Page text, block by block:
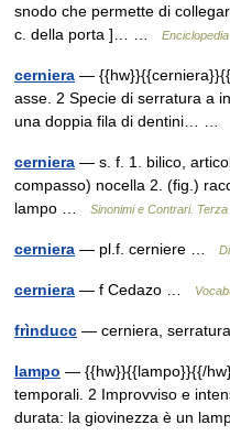
snodo che permette di
c. della porta ]… …
cerniera —
asse. 2 Specie di serratura a
una doppia fila di dentini… …
cerniera — s. f. 1. bilico,
compasso) nocella 2. (fig.)
lampo …
Sinonimi e Contrari.
cerniera — pl.f. cerniere …
cerniera — f Cedazo …
frìnducc — cerniera,
lampo — {{hw}}{{lampo}}{{/
temporali. 2 Improvviso e
durata: la giovinezza è un